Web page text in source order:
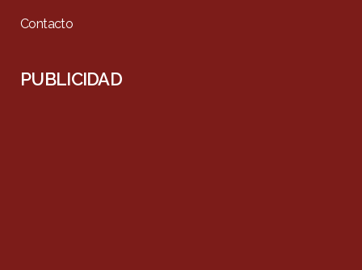
Contacto
PUBLICIDAD